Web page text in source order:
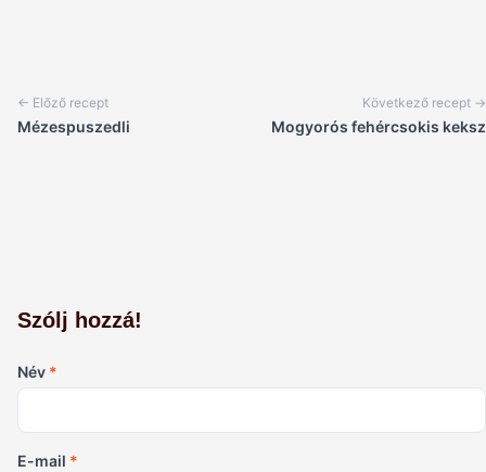
← Előző recept
Mézespuszedli
Következő recept →
Mogyorós fehércsokis keksz
Szólj hozzá!
Név *
E-mail *